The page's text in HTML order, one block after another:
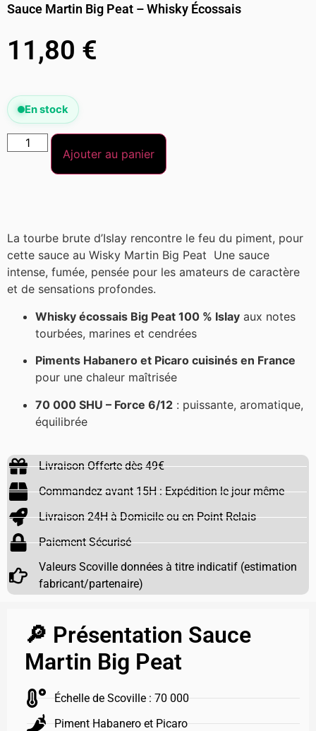
Sauce Martin Big Peat – Whisky Écossais
11,80 €
En stock
Ajouter au panier
La tourbe brute d’Islay rencontre le feu du piment, pour
cette sauce au Wisky Martin Big Peat Une sauce
intense, fumée, pensée pour les amateurs de caractère
et de sensations profondes.
Whisky écossais Big Peat 100 % Islay aux notes
tourbées, marines et cendrées
Piments Habanero et Picaro cuisinés en France
pour une chaleur maîtrisée
70 000 SHU – Force 6/12 : puissante, aromatique,
équilibrée
Livraison Offerte dès 49€
Commandez avant 15H : Expédition le jour même
Livraison 24H à Domicile ou en Point Relais
Paiement Sécurisé
Valeurs Scoville données à titre indicatif (estimation
fabricant/partenaire)
🔎 Présentation Sauce
Martin Big Peat
Échelle de Scoville : 70 000
Piment Habanero et Picaro